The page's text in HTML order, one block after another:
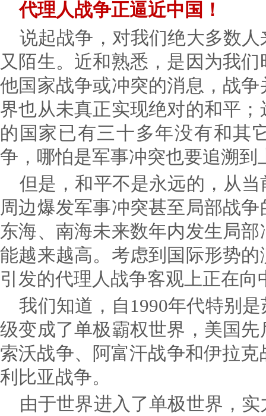
代理人战争正逼近中国！
说起战争，对我们绝大多数人
又陌生。近和熟悉，是因为我
他国家战争或冲突的消息，战
界也从未真正实现绝对的和平
的国家已有三十多年没有和其
争，哪怕是军事冲突也要追溯到
但是，和平不是永远的，从当
周边爆发军事冲突甚至局部战
东海、南海未来数年内发生局
能越来越高。考虑到国际形势
引发的代理人战争客观上正在向
我们知道，自1990年代特别
级变成了单极霸权世界，美国
索沃战争、阿富汗战争和伊拉克
利比亚战争。
由于世界进入了单极世界，实